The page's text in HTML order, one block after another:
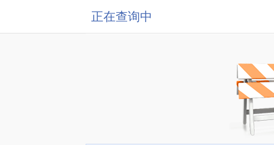
正在查询中